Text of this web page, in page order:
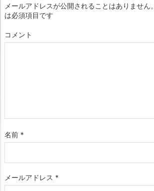
メールアドレスが公開されることはありません。
は必須項目です
コメント
名前 *
メールアドレス *